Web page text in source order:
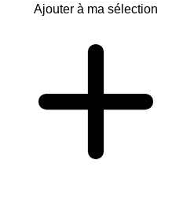
Ajouter à ma sélection